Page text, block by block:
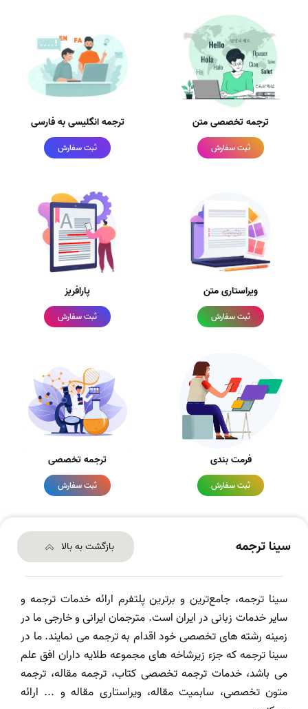
ترجمه تخصصی متن
ثبت سفارش
ترجمه انگلیسی به فارسی
ثبت سفارش
ویراستاری متن
ثبت سفارش
پارافریز
ثبت سفارش
فرمت بندی
ثبت سفارش
ترجمه تخصصی
ثبت سفارش
سینا ترجمه بازگشت به بالا
سینا ترجمه، جامع‌ترین و برترین پلتفرم ارائه خدمات ترجمه و
سایر خدمات زبانی در ایران است. مترجمان ایرانی و خارجی ما در
زمینه رشته های تخصصی خود اقدام به ترجمه می نمایند. ما در
سینا ترجمه که جزء زیرشاخه های مجموعه طلایه داران افق علم
می باشد، خدمات ترجمه تخصصی کتاب، ترجمه مقاله، ترجمه
متون تخصصی، سابمیت مقاله، ویراستاری مقاله و ... ارائه